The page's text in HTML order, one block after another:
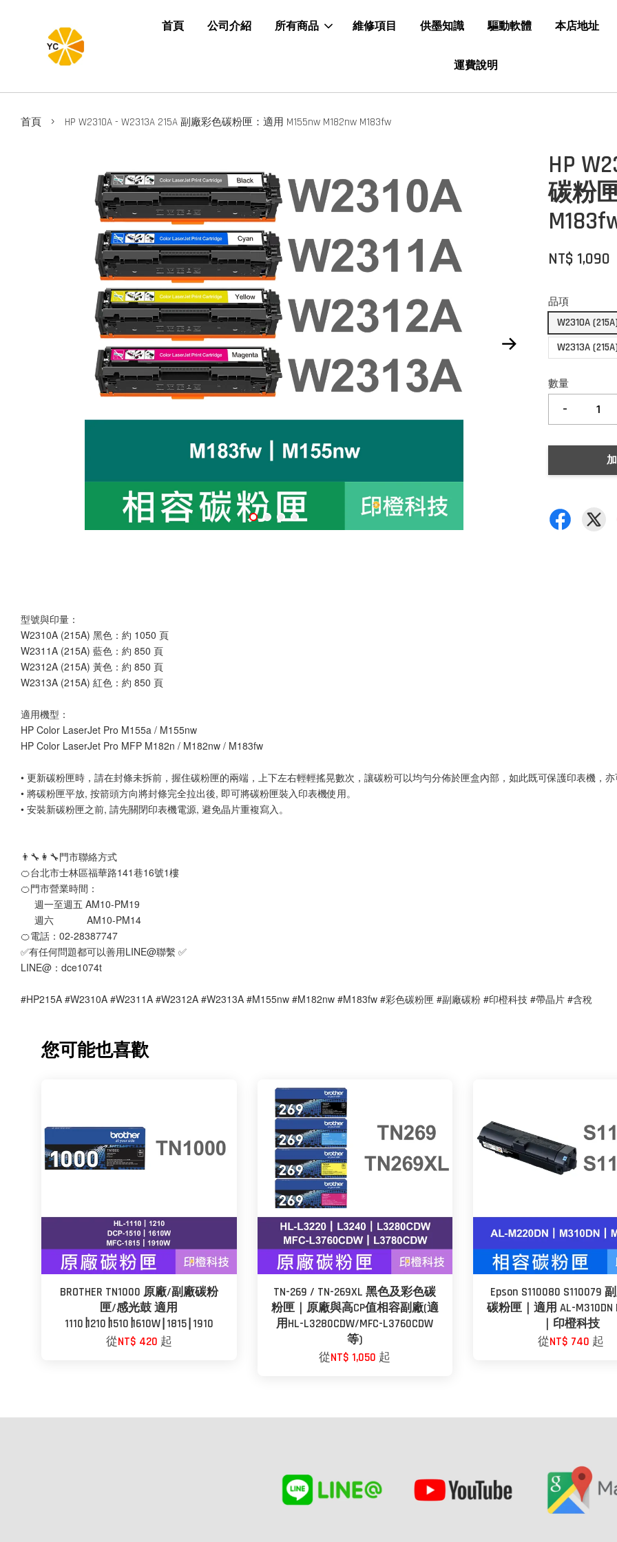
首頁 公司介紹 所有商品 維修項目 供墨知識 驅動軟體 本店地址
運費說明
首頁 › HP W2310A - W2313A 215A 副廠彩色碳粉匣：適用 M155nw M182nw M183fw
HP
碳粉
NT$ 1,090
品項
W2310A
W2313A
數量
-
型號與印量：
W2310A (215A) 黑色：約 1050 頁
W2311A (215A) 藍色：約 850 頁
W2312A (215A) 黃色：約 850 頁
W2313A (215A) 紅色：約 850 頁
適用機型：
HP Color LaserJet Pro M155a / M155nw
HP Color LaserJet Pro MFP M182n / M182nw / M183fw
• 更新碳粉匣時，請在封條未拆前，握住碳粉匣的兩端，上下左右輕輕搖晃數次，讓碳粉可以均勻分佈於匣盒內部，如此既可保護印表機，亦
• 將碳粉匣平放, 按箭頭方向將封條完全拉出後, 即可將碳粉匣裝入印表機使用。
• 安裝新碳粉匣之前, 請先關閉印表機電源, 避免晶片重複寫入。
👨‍🔧👩‍🔧門市聯絡方式
🍊台北市士林區福華路141巷16號1樓
🍊門市營業時間：
週一至週五 AM10-PM19
週六            AM10-PM14
🍊電話：02-28387747
✅有任何問題都可以善用LINE@聯繫 ✅
LINE@：dce1074t
#HP215A #W2310A #W2311A #W2312A #W2313A #M155nw #M182nw #M183fw #彩色碳粉匣 #副廠碳粉 #印橙科技 #帶晶片 #含稅
您可能也喜歡
BROTHER TN1000 原廠/副廠碳粉
匣/感光鼓 適用
1110∣1210∣1510∣1610W∣1815∣1910
從NT$ 420 起
TN-269 / TN-269XL 黑色及彩色碳
粉匣｜原廠與高CP值相容副廠(適
用HL-L3280CDW/MFC-L3760CDW
等)
從NT$ 1,050 起
Epson S110080 S110079
碳粉匣｜適用 AL-M310DN
｜印橙科技
從NT$ 740 起